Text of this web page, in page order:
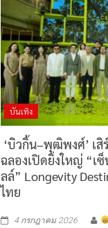
บันเทิง
‘บิวกิ้น–พุฒิพงศ์’ เ
ฉลองเปิดยิ่งใหญ่ “เ
ลล์” Longevity
ไทย
4 กรกฎาคม 2026